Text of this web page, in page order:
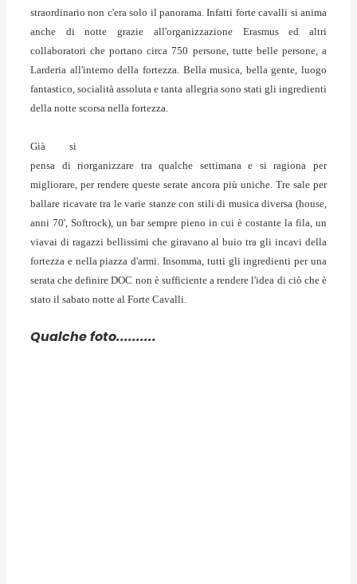
straordinario non c'era solo il panorama. Infatti forte cavalli si anima
anche di notte grazie all'organizzazione Erasmus ed altri
collaboratori che portano circa 750 persone, tutte belle persone, a
Larderia all'interno della fortezza. Bella musica, bella gente, luogo
fantastico, socialità assoluta e tanta allegria sono stati gli ingredienti
della notte scorsa nella fortezza.
Già si
pensa di riorganizzare tra qualche settimana e si ragiona per
migliorare, per rendere queste serate ancora più uniche. Tre sale per
ballare ricavate tra le varie stanze con stili di musica diversa (house,
anni 70', Softrock), un bar sempre pieno in cui è costante la fila, un
viavai di ragazzi bellissimi che giravano al buio tra gli incavi della
fortezza e nella piazza d'armi. Insomma, tutti gli ingredienti per una
serata che definire DOC non è sufficiente a rendere l'idea di ciò che è
stato il sabato notte al Forte Cavalli.
Qualche foto..........